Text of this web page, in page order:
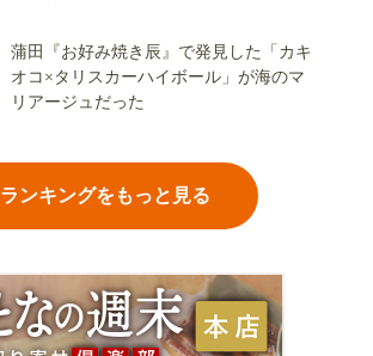
蒲田『お好み焼き辰』で発見した「カキ
オコ×タリスカーハイボール」が海のマ
リアージュだった
ランキングをもっと見る